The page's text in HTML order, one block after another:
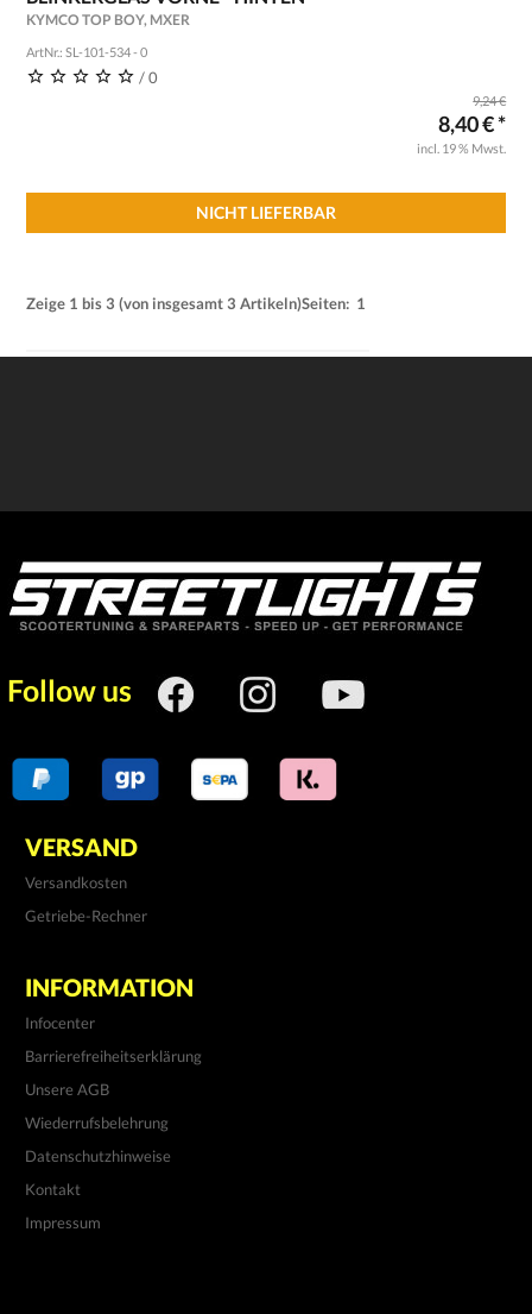
KYMCO TOP BOY, MXER
ArtNr.: SL-101-534 - 0
/ 0
9,24 €
8,40 € *
incl. 19 % Mwst.
NICHT LIEFERBAR
Zeige 1 bis3 (von insgesamt3 Artikeln)Seiten: 1
Follow us
VERSAND
Versandkosten
Getriebe-Rechner
INFORMATION
Infocenter
Barrierefreiheitserklärung
Unsere AGB
Wiederrufsbelehrung
Datenschutzhinweise
Kontakt
Impressum